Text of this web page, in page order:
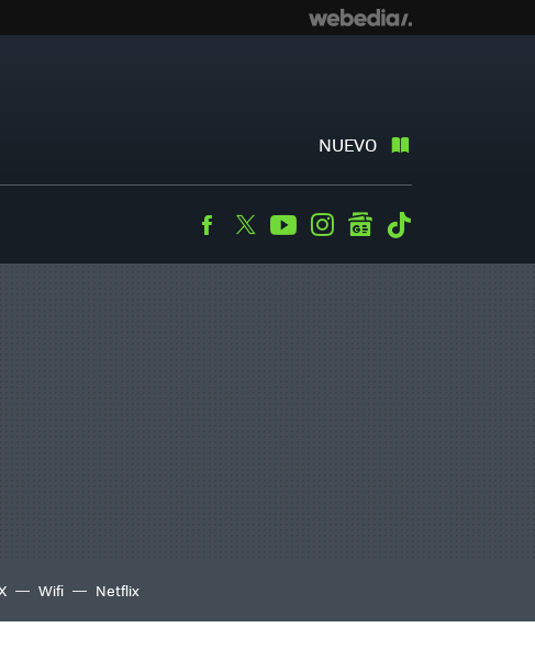
NUEVO
Facebook
TwitterYoutubeInstagramgooglenews
Wifi Netflix